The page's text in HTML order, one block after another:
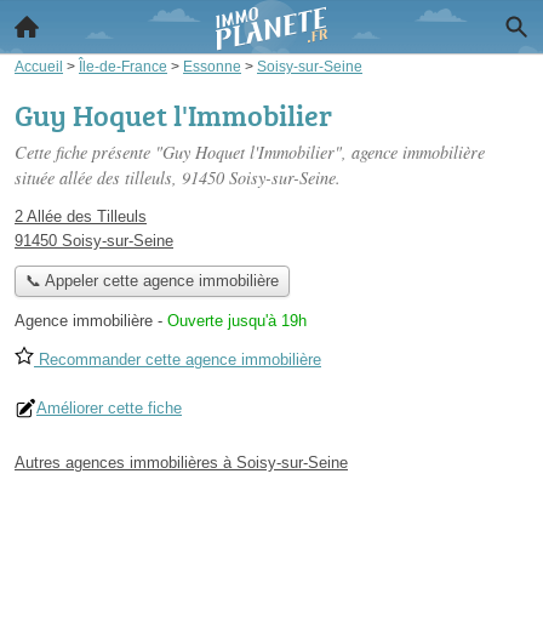
Accueil > Île-de-France > Essonne > Soisy-sur-Seine
Guy Hoquet l'Immobilier
Cette fiche présente "Guy Hoquet l'Immobilier", agence immobilière
située allée des tilleuls, 91450 Soisy-sur-Seine.
2 Allée des Tilleuls
91450 Soisy-sur-Seine
📞 Appeler cette agence immobilière
Agence immobilière - Ouverte jusqu'à 19h
Recommander cette agence immobilière
Améliorer cette fiche
Autres agences immobilières à Soisy-sur-Seine